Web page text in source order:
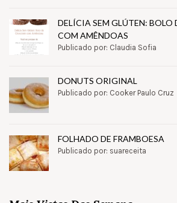
DELÍCIA SEM GLÚTEN: BOLO
COM AMÊNDOAS
Publicado por: Claudia Sofia
DONUTS ORIGINAL
Publicado por: Cooker Paulo Cruz
FOLHADO DE FRAMBOESA
Publicado por: suareceita